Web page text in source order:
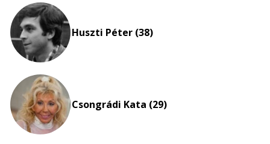
Huszti Péter (38)
Csongrádi Kata (29)